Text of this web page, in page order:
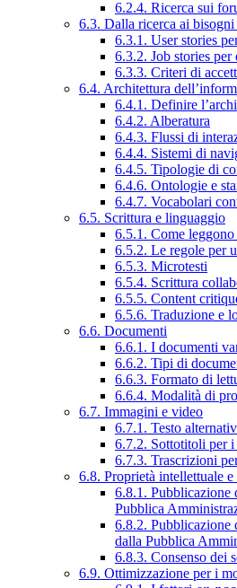
6.2.4. Ricerca sui
6.3. Dalla ricerca ai
6.3.1. User stories
6.3.2. Job stories
6.3.3. Criteri di
6.4. Architettura
6.4.1. Definire
6.4.2. Alberatura
6.4.3. Flussi di
6.4.4. Sistemi di
6.4.5. Tipologie di
6.4.6. Ontologie e
6.4.7. Vocabolari
6.5. Scrittura e linguaggio
6.5.1. Come
6.5.2. Le regole per
6.5.3. Microtesti
6.5.4. Scrittura
6.5.5. Content
6.5.6. Traduzione e
6.6. Documenti
6.6.1. I documenti
6.6.2. Tipi di
6.6.3. Formato di
6.6.4. Modalità di
6.7. Immagini e video
6.7.1. Testo
6.7.2. Sottotitoli per
6.7.3. Trascrizioni
6.8. Proprietà intellettuale
6.8.1. Pubblicazione
Pubblica
6.8.2. Pubblicazione
dalla Pubblica
6.8.3. Consenso dei
6.9. Ottimizzazione per i